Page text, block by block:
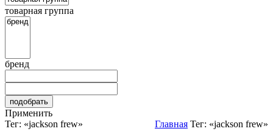
товарная группа
бренд
Применить
Тег: «jackson frew»
Главная Тег: «jackson frew»